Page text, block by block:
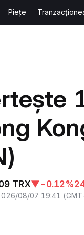
Piețe
TRX▼-0.12%
08/07 19:41 (